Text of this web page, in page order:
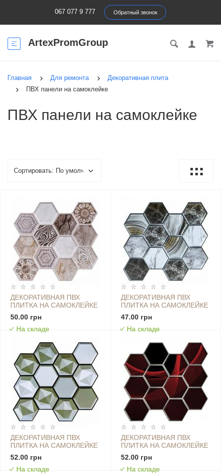
067 077 9 777 Обратный звонок
ArtexPromGroup
Главная Для ремонта
Декоративная плита
ПВХ панели на самоклейке
ПВХ панели на самоклейке
ДЕКОРАТИВНАЯ ПВХ
ПЛИТКА НА САМОКЛЕЙКЕ
275Х285Х4ММ
ВИНТАЖНАЯ, ЦЕНА ЗА 1
ШТ. (СПП-507) SW-
50.00 грн
На складе
ДЕКОРАТИВНАЯ ПВХ
ПЛИТКА НА САМОКЛЕЙКЕ
275Х285Х4ММ СОТЫ,
ЦЕНА ЗА 1 ШТ. (СПП-500)
SW-00000524
47.00 грн
На складе
ДЕКОРАТИВНАЯ ПВХ
ПЛИТКА НА САМОКЛЕЙКЕ
275Х285Х4ММ СОТЫ,
ЦЕНА ЗА 1 ШТ. (СПП-502)
SW-00000666
52.00 грн
На складе
ДЕКОРАТИВНАЯ ПВХ
ПЛИТКА НА САМОКЛЕЙКЕ
275Х285Х4ММ СОТЫ,
ЦЕНА ЗА 1 ШТ. (СПП-503)
SW-00000667
52.00 грн
На складе